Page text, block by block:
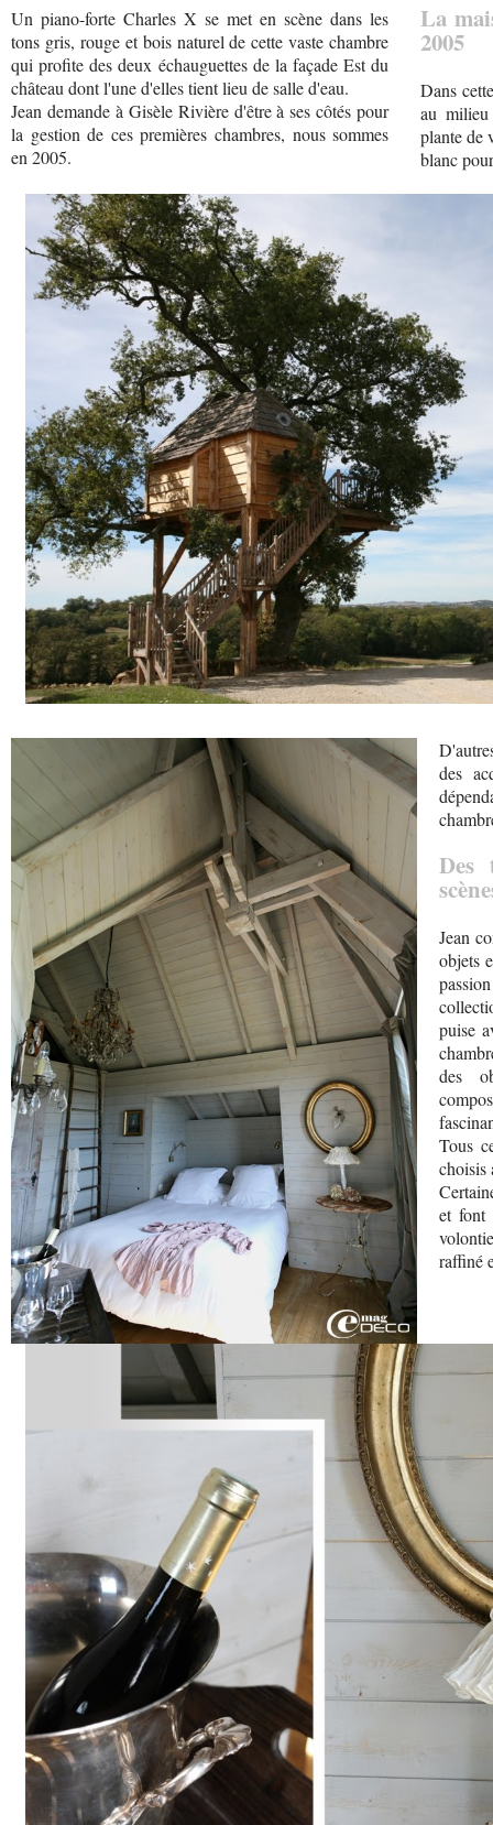
Un piano-forte Charles X se met en scène dans les
tons gris, rouge et bois naturel de cette vaste chambre
qui profite des deux échauguettes de la façade Est du
château dont l'une d'elles tient lieu de salle d'eau.
Jean demande à Gisèle Rivière d'être à ses côtés pour
la gestion de ces premières chambres, nous sommes
en 2005.
La
2005
Dans
au
plante de
blanc
des
Des
Jean
objets
puise
des
Tous
choisis
et font
raffiné